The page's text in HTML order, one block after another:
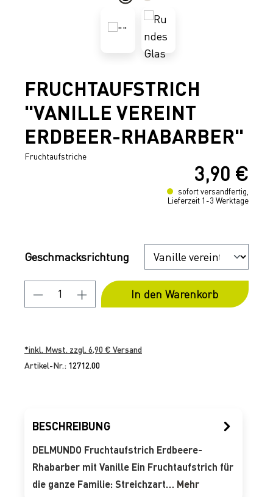
FRUCHTAUFSTRICH
"VANILLE VEREINT
ERDBEER-RHABARBER"
Fruchtaufstriche
3,90 €
sofort versandfertig,
Lieferzeit 1-3 Werktage
Geschmacksrichtung Auswählen
Produkt Anzahl: Gib den
In den Warenkorb
*inkl. Mwst. zzgl. 6,90 € Versand
Artikel-Nr.: 12712.00
BESCHREIBUNG
DELMUNDO Fruchtaufstrich Erdbeere-
Rhabarber mit Vanille Ein Fruchtaufstrich für
die ganze Familie: Streichzart… Mehr